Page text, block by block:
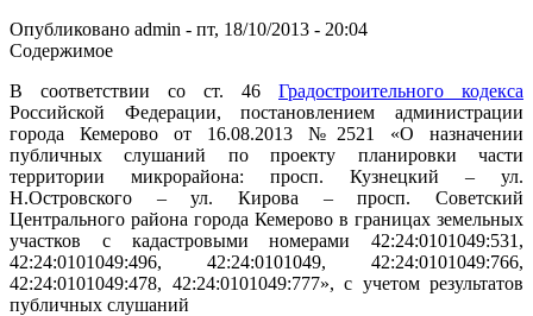
Опубликовано admin - пт, 18/10/2013 - 20:04
Содержимое
В соответствии со ст. 46 Градостроительного кодекса
Российской Федерации, постановлением администрации
города Кемерово от 16.08.2013 №2521 «О назначении
публичных слушаний по проекту планировки части
территории микрорайона: просп. Кузнецкий – ул.
Н.Островского – ул. Кирова – просп. Советский
Центрального района города Кемерово в границах земельных
участков с кадастровыми номерами 42:24:0101049:531,
42:24:0101049:496, 42:24:0101049, 42:24:0101049:766,
42:24:0101049:478, 42:24:0101049:777», с учетом результатов
публичных слушаний